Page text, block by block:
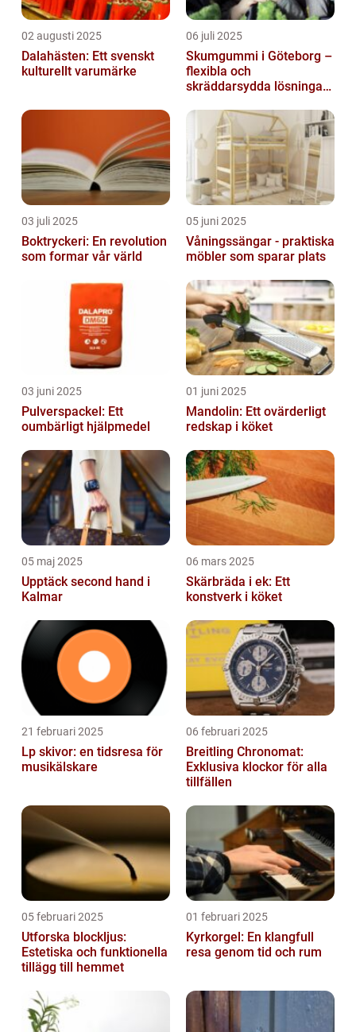
02 augusti 2025
Dalahästen: Ett svenskt
kulturellt varumärke
06 juli 2025
Skumgummi i Göteborg –
flexibla och
skräddarsydda lösningar
03 juli 2025
Boktryckeri: En revolution
som formar vår värld
05 juni 2025
Våningssängar - praktiska
möbler som sparar plats
03 juni 2025
Pulverspackel: Ett
oumbärligt hjälpmedel
01 juni 2025
Mandolin: Ett ovärderligt
redskap i köket
05 maj 2025
Upptäck second hand i
Kalmar
06 mars 2025
Skärbräda i ek: Ett
konstverk i köket
21 februari 2025
Lp skivor: en tidsresa för
musikälskare
06 februari 2025
Breitling Chronomat:
Exklusiva klockor för alla
tillfällen
05 februari 2025
Utforska blockljus:
Estetiska och funktionella
tillägg till hemmet
01 februari 2025
Kyrkorgel: En klangfull
resa genom tid och rum